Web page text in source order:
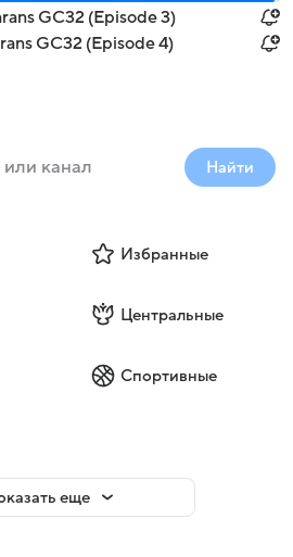
GC32 (Episode 3)
GC32 (Episode 4)
Найти
Избранные
Центральные
Спортивные
еще